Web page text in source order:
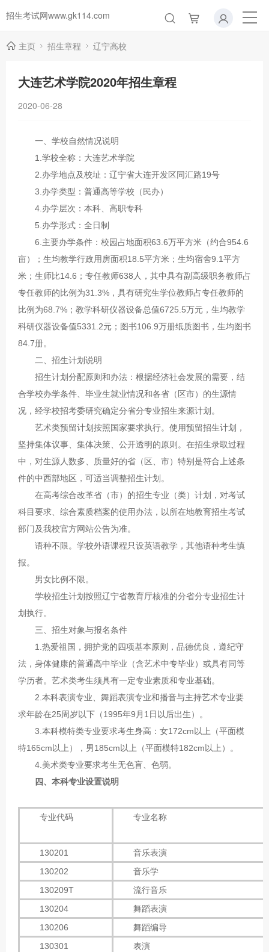
招生考试网www.gk114.com
主页 招生章程 辽宁高校
大连艺术学院2020年招生章程
2020-06-28
一、学校自然情况说明
1.学校全称：大连艺术学院
2.办学地点及校址：辽宁省大连开发区同汇路19号
3.办学类型：普通高等学校（民办）
4.办学层次：本科、高职专科
5.办学形式：全日制
6.主要办学条件：校园占地面积63.6万平方米（约合954.6
亩）；生均教学行政用房面积18.5平方米；生均宿舍9.1平方
米；生师比14.6；专任教师638人，其中具有副高级职务教师占
专任教师的比例为31.3%，具有研究生学位教师占专任教师的
比例为68.7%；教学科研仪器设备总值6725.5万元，生均教学
科研仪器设备值5331.2元；图书106.9万册纸质图书，生均图书
84.7册。
二、招生计划说明
招生计划分配原则和办法：根据经济社会发展的需要，结
合学校办学条件、毕业生就业情况和各省（区市）的生源情
况，经学校招考委研究确定分省分专业招生来源计划。
艺术类预留计划按照国家要求执行。使用预留招生计划，
坚持集体议事、集体决策、公开透明的原则。在招生录取过程
中，对生源人数多、质量好的省（区、市）特别是符合上述条
件的中西部地区，可适当调整招生计划。
在高考综合改革省（市）的招生专业（类）计划，对考试
科目要求、综合素质档案的使用办法，以所在地教育招生考试
部门及我校官方网站公告为准。
语种不限。学校外语课程只设英语教学，其他语种考生慎
报。
男女比例不限。
学校招生计划按照辽宁省教育厅核准的分省分专业招生计
划执行。
三、招生对象与报名条件
1.热爱祖国，拥护党的四项基本原则，品德优良，遵纪守
法，身体健康的普通高中毕业（含艺术中专毕业）或具有同等
学历者。艺术类考生须具有一定专业素质和专业基础。
2.本科表演专业、舞蹈表演专业和播音与主持艺术专业要
求年龄在25周岁以下（1995年9月1日以后出生）。
3.本科模特类专业要求考生身高：女172cm以上（平面模
特165cm以上），男185cm以上（平面模特182cm以上）。
4.美术类专业要求考生无色盲、色弱。
四、本科专业设置说明
专业代码 专业名称
130201
音乐表演
130202
音乐学
130209T
流行音乐
130204
舞蹈表演
130206
舞蹈编导
130301
表演